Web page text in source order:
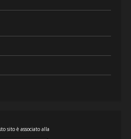
sito è associato alla